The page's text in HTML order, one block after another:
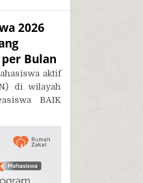
2026
Bulan
aktif
di wilayah
BAIK